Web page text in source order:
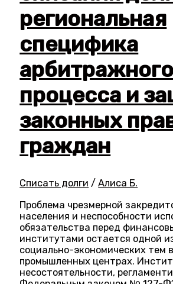
региональная
специфика
арбитражного
процесса и
законных
граждан
Списать долги /Алиса Б.
Проблема чрезмерной
населения и неспособности
обязательства перед
институтами остается одной
социально-экономических тем
промышленных центрах.
несостоятельности,